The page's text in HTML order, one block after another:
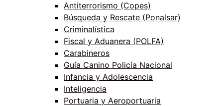
Antiterrorismo (Copes)
Búsqueda y Rescate (Ponalsar)
Criminalística
Fiscal y Aduanera (POLFA)
Carabineros
Guía Canino Policía Nacional
Infancia y Adolescencia
Inteligencia
Portuaria y Aeroportuaria